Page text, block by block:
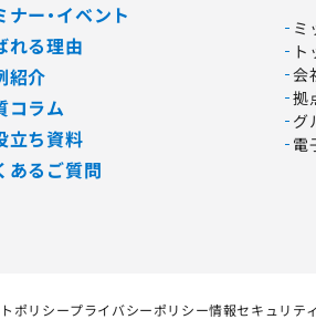
ナー・イベント
れる理由
紹介
コラム
立ち資料
あるご質問
ミ
会
拠
グ
電
ポリシープライバシーポリシー情報セキュリテ